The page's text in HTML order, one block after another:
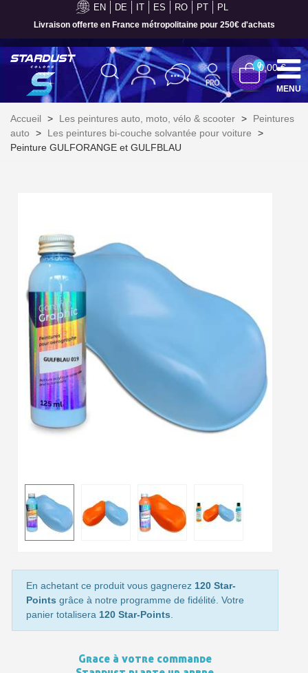
EN DE IT ES RO PT PL
Livraison offerte en France métropolitaine pour 250€ d'achats
Inscription à la newsletter : 5€ de réduction
Livraison sous 24 h en France Métropolitaine
Livraison offerte en France métropolitaine pour 250€ d'achats
Paiement en 4x sans frais dès 30€ d'achats
Votre devis en ligne en moins d'1 minute
Partagez vos créations et obtenez des bons d'achat
Gagnez des points de fidélité à chaque commande
Réduction de 5€ sur la première commande
10€ de bon d'achat pour chaque parrainage
Livraison sous 24 h en France Métropolitaine
Livraison offerte en France métropolitaine pour 250€ d'achats
Paiement en 4x sans frais dès 30€ d'achats
Partagez vos créations et obtenez des bons d'achat
00,00 €
MENU
Accueil > Les peintures auto, moto, vélo & scooter >
Peintures
auto
> Les peintures bi-couche solvantée pour voiture
>
Peinture GULFORANGE et GULFBLAU
En achetant ce produit vous gagnerez 120 Star-
Points grâce à notre programme de fidélité. Votre
panier totalisera 120 Star-Points
Grace à votre commande